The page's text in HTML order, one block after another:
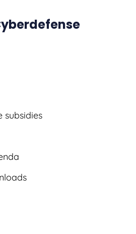
subsidies